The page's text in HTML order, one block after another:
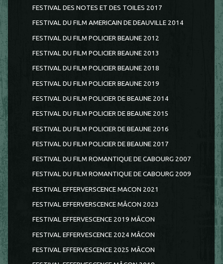
FESTIVAL DES NOTES ET DES TOILES 2017
FESTIVAL DU FILM AMERICAIN DE DEAUVILLE 2014
FESTIVAL DU FILM POLICIER BEAUNE 2012
FESTIVAL DU FILM POLICIER BEAUNE 2013
FESTIVAL DU FILM POLICIER BEAUNE 2018
FESTIVAL DU FILM POLICIER BEAUNE 2019
FESTIVAL DU FILM POLICIER DE BEAUNE 2014
FESTIVAL DU FILM POLICIER DE BEAUNE 2015
FESTIVAL DU FILM POLICIER DE BEAUNE 2016
FESTIVAL DU FILM POLICIER DE BEAUNE 2017
FESTIVAL DU FILM ROMANTIQUE DE CABOURG 2007
FESTIVAL DU FILM ROMANTIQUE DE CABOURG 2009
FESTIVAL EFFERVERSCENCE MACON 2021
FESTIVAL EFFERVERSCENCE MÂCON 2023
FESTIVAL EFFERVESCENCE 2019 MÂCON
FESTIVAL EFFERVESCENCE 2024 MÂCON
FESTIVAL EFFERVESCENCE 2025 MÂCON